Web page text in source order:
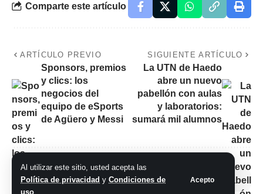
Al utilizar este sitio, usted acepta las
Política de privacidad y Condiciones de
uso
Acepto
Comparte este artículo
ARTÍCULO PREVIO
Sponsors, premios
y clics: los
negocios del
equipo de eSports
de Agüero y Messi
SIGUIENTE ARTÍCULO
La UTN de Haedo
abre un nuevo
pabellón con aulas
y laboratorios:
sumará mil alumnos
No hay comentarios